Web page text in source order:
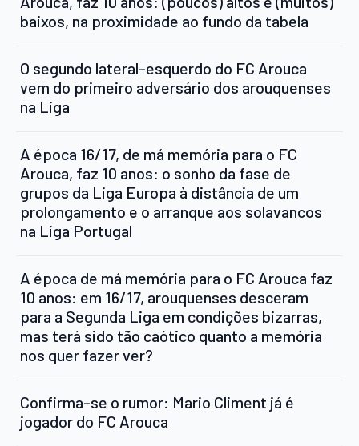
baixos, na proximidade ao fundo da tabela
O segundo lateral-esquerdo do FC Arouca
vem do primeiro adversário dos arouquenses
na Liga
A época 16/17, de má memória para o FC
Arouca, faz 10 anos: o sonho da fase de
grupos da Liga Europa à distância de um
prolongamento e o arranque aos solavancos
na Liga Portugal
A época de má memória para o FC Arouca faz
10 anos: em 16/17, arouquenses desceram
para a Segunda Liga em condições bizarras,
mas terá sido tão caótico quanto a memória
nos quer fazer ver?
Confirma-se o rumor: Mario Climent já é
jogador do FC Arouca